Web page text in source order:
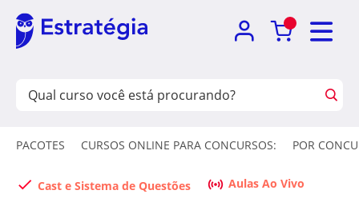
PACOTES CURSOS ONLINE PARA CONCURSOS: POR
Cast e Sistema de Questões Aulas Ao Vivo